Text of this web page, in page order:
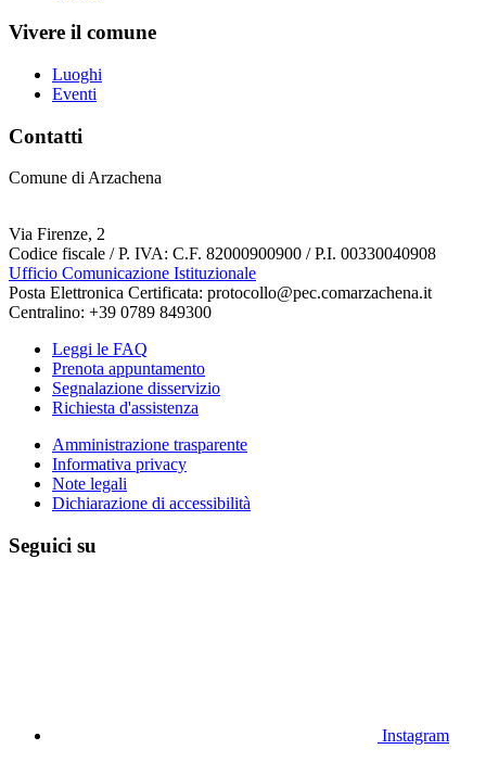
Vivere il comune
Luoghi
Eventi
Contatti
Comune di Arzachena
Via Firenze, 2
Codice fiscale / P. IVA: C.F. 82000900900 / P.I. 00330040908
Ufficio Comunicazione Istituzionale
Posta Elettronica Certificata: protocollo@pec.comarzachena.it
Centralino: +39 0789 849300
Leggi le FAQ
Prenota appuntamento
Segnalazione disservizio
Richiesta d'assistenza
Amministrazione trasparente
Informativa privacy
Note legali
Dichiarazione di accessibilità
Seguici su
Instagram